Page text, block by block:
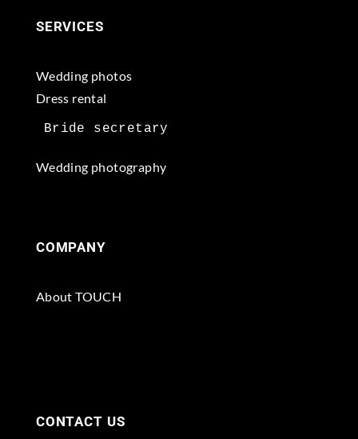
SERVICES
Wedding photos
Dress rental
Wedding photography
COMPANY
About TOUCH
CONTACT US